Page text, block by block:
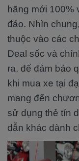
hãng mới 100%
đáo. Nhìn
thuộc vào các
Deal sốc và
ra, để đảm bảo
khi mua xe tại
mang đến
sử dụng thẻ tín
dẫn khác dành